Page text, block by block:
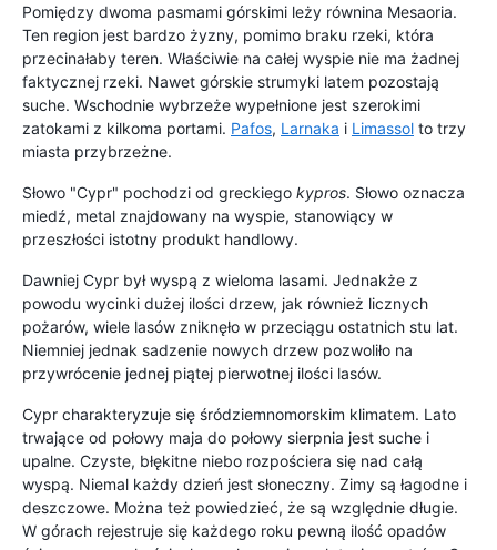
Pomiędzy dwoma pasmami górskimi leży równina Mesaoria.
Ten region jest bardzo żyzny, pomimo braku rzeki, która
przecinałaby teren. Właściwie na całej wyspie nie ma żadnej
faktycznej rzeki. Nawet górskie strumyki latem pozostają
suche. Wschodnie wybrzeże wypełnione jest szerokimi
zatokami z kilkoma portami. Pafos, Larnaka i Limassol to trzy
miasta przybrzeżne.
Słowo "Cypr" pochodzi od greckiego kypros. Słowo oznacza
miedź, metal znajdowany na wyspie, stanowiący w
przeszłości istotny produkt handlowy.
Dawniej Cypr był wyspą z wieloma lasami. Jednakże z
powodu wycinki dużej ilości drzew, jak również licznych
pożarów, wiele lasów zniknęło w przeciągu ostatnich stu lat.
Niemniej jednak sadzenie nowych drzew pozwoliło na
przywrócenie jednej piątej pierwotnej ilości lasów.
Cypr charakteryzuje się śródziemnomorskim klimatem. Lato
trwające od połowy maja do połowy sierpnia jest suche i
upalne. Czyste, błękitne niebo rozpościera się nad całą
wyspą. Niemal każdy dzień jest słoneczny. Zimy są łagodne i
deszczowe. Można też powiedzieć, że są względnie długie.
W górach rejestruje się każdego roku pewną ilość opadów